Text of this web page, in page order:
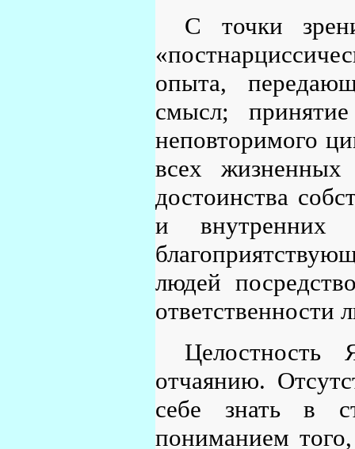
С точки
опыта,
смысл;
неповторимого
всех
достоинства
и внутренних
людей
ответственности
Целостность
отчаянию.
себе знать в
пониманием